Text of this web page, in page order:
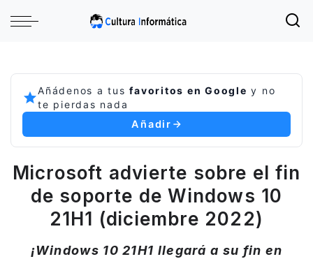
Añádenos a tusfavoritos en Google y no
te pierdas nada
Añadir
Microsoft advierte sobre el fin
de soporte de Windows 10
21H1 (diciembre 2022)
¡Windows 10 21H1 llegará a su fin en